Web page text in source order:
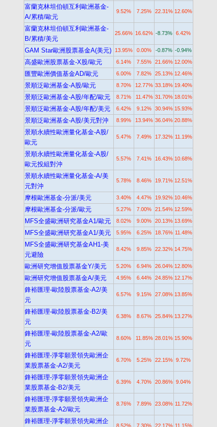
富蘭克林坦伯頓互利歐洲基金-
A/累積/歐元
9.52% 7.25% 22.31% 12.60%
富蘭克林坦伯頓互利歐洲基金-
B/累積/美元
25.66% 16.62% -8.73% 6.42%
GAM Star歐洲股票基金A(美元) 13.95% 0.00% -0.87% -0.94%
高盛歐洲股票基金-X股/歐元 6.14% 7.55% 21.66% 12.00%
匯豐歐洲價值基金AD/歐元 6.00% 7.82% 25.13% 12.46%
景順泛歐洲基金-A股/歐元 8.70% 12.77% 33.18% 19.40%
景順泛歐洲基金-A股/年配/歐元 8.71% 11.47% 31.70% 18.01%
景順泛歐洲基金-A股/年配/美元 6.42% 9.12% 30.94% 15.93%
景順泛歐洲基金-A股/美元對沖 8.99% 13.94% 36.04% 20.88%
景順永續性歐洲量化基金-A股/
歐元
5.47% 7.49% 17.32% 11.19%
景順永續性歐洲量化基金-A股/
歐元投組對沖
5.57% 7.41% 16.43% 10.68%
景順永續性歐洲量化基金-A/美
元對沖
5.78% 8.46% 19.71% 12.51%
摩根歐洲基金-分派/美元 3.40% 4.47% 19.92% 10.46%
摩根歐洲基金-分派/歐元 5.27% 7.00% 21.54% 12.59%
MFS全盛歐洲研究基金A1/歐元 8.02% 9.00% 20.13% 13.69%
MFS全盛歐洲研究基金A1/美元 5.95% 6.25% 18.76% 11.48%
MFS全盛歐洲研究基金AH1-美
元避險
8.42% 9.85% 22.32% 14.75%
歐洲研究增值股票基金Y/美元 5.20% 6.94% 26.04% 12.80%
歐洲研究增值股票基金A/美元 4.95% 6.44% 24.85% 12.17%
鋒裕匯理-歐陸股票基金-A2/美
元
6.57% 9.15% 27.08% 13.85%
鋒裕匯理-歐陸股票基金-B2/美
元
6.38% 8.67% 25.84% 13.27%
鋒裕匯理-歐陸股票基金-A2/歐
元
8.60% 11.85% 28.01% 15.90%
鋒裕匯理-淨零願景領先歐洲企
業股票基金-A2/美元
6.70% 5.25% 22.15% 9.72%
鋒裕匯理-淨零願景領先歐洲企
業股票基金-B2/美元
6.39% 4.70% 20.86% 9.04%
鋒裕匯理-淨零願景領先歐洲企
業股票基金-A2/歐元
8.76% 7.89% 23.08% 11.72%
鋒裕匯理-淨零願景領先歐洲企
8.52% 7.30% 22.17% 11.15%